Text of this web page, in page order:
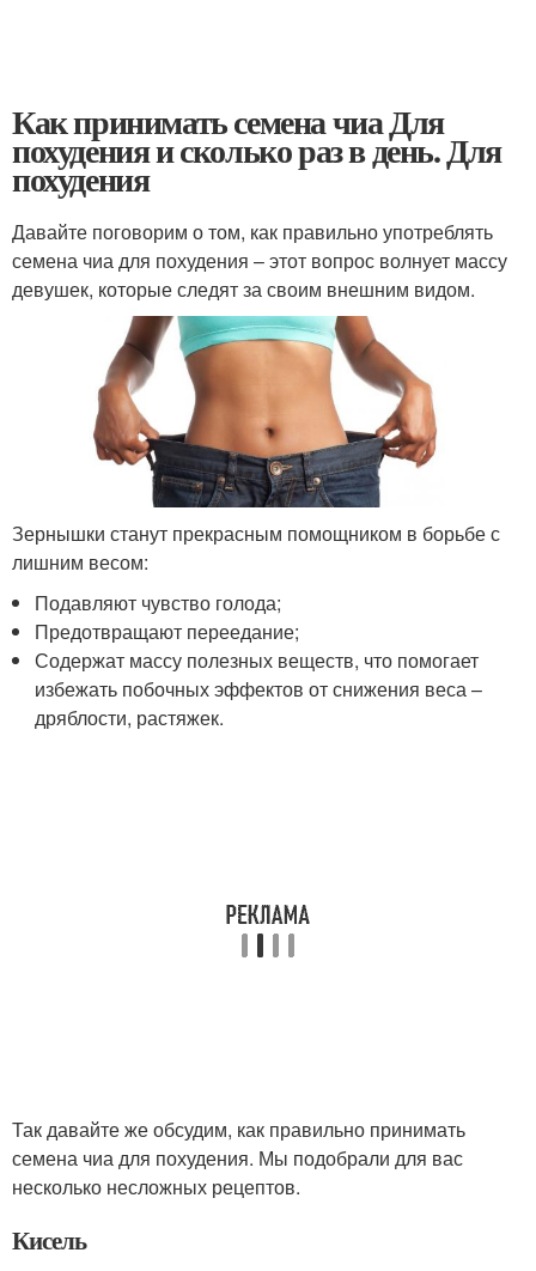
Как принимать семена чиа Для
похудения и сколько раз в день. Для
похудения
Давайте поговорим о том, как правильно употреблять
семена чиа для похудения – этот вопрос волнует массу
девушек, которые следят за своим внешним видом.
Зернышки станут прекрасным помощником в борьбе с
лишним весом:
Подавляют чувство голода;
Предотвращают переедание;
Содержат массу полезных веществ, что помогает
избежать побочных эффектов от снижения веса –
дряблости, растяжек.
Так давайте же обсудим, как правильно принимать
семена чиа для похудения. Мы подобрали для вас
несколько несложных рецептов.
Кисель